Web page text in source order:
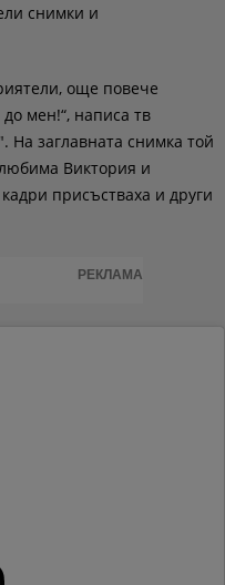
снимки и
още повече
мен!“, написа тв
На заглавната снимка той
Виктория и
присъстваха и други
РЕКЛАМА